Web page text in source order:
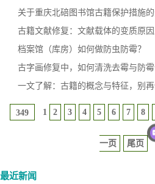
关于重庆北碚图书馆古籍保护措施
古籍文献修复：文献载体的变质原
档案馆（库房）如何做防虫防霉？
古字画修复中，如何清洗去霉与防霉
一文了解：古籍的概念与特征，别
349
1 2 3 4 5 6 7 8
一页 尾页
最近新闻